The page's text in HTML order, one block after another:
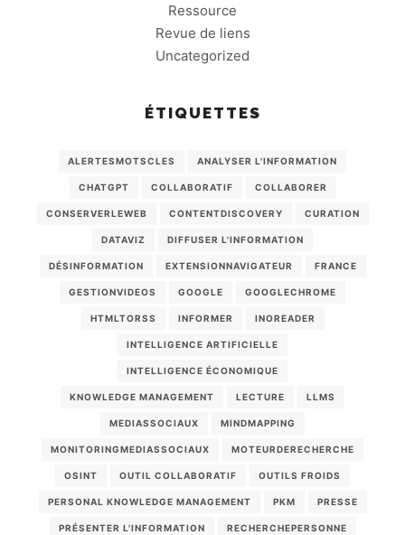
Ressource
Revue de liens
Uncategorized
ÉTIQUETTES
ALERTESMOTSCLES ANALYSER L'INFORMATION
CHATGPT COLLABORATIF COLLABORER
CONSERVERLEWEB CONTENTDISCOVERY CURATION
DATAVIZ DIFFUSER L'INFORMATION
DÉSINFORMATION EXTENSIONNAVIGATEUR FRANCE
GESTIONVIDEOS GOOGLE GOOGLECHROME
HTMLTORSS INFORMER INOREADER
INTELLIGENCE ARTIFICIELLE
INTELLIGENCE ÉCONOMIQUE
KNOWLEDGE MANAGEMENT LECTURE LLMS
MEDIASSOCIAUX MINDMAPPING
MONITORINGMEDIASSOCIAUX MOTEURDERECHERCHE
OSINT OUTIL COLLABORATIF OUTILS FROIDS
PERSONAL KNOWLEDGE MANAGEMENT PKM PRESSE
PRÉSENTER L'INFORMATION RECHERCHEPERSONNE